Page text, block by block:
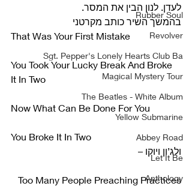
Rubber Soul
Revolver
Sgt. Pepper's Lonely Hearts Club Ba
Magical Mystery Tour
The Beatles - White Album
Yellow Submarine
Abbey Road
Let It Be
Anthology
לעדן. לנון הבין את המסר.
בהמשך השיר כותב מקרטני
That Was Your First Mistake
You Took Your Lucky Break And Broke
It In Two
Now What Can Be Done For You
You Broke It In Two
ולג’ון ויוקו –
Too Many People Preaching Practices